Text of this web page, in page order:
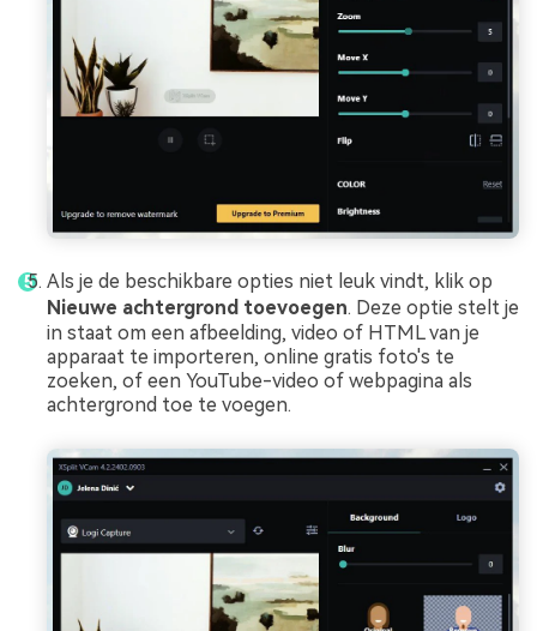
Als je de beschikbare opties niet leuk vindt, klik op
Nieuwe achtergrond toevoegen. Deze optie stelt je
in staat om een afbeelding, video of HTML van je
apparaat te importeren, online gratis foto's te
zoeken, of een YouTube-video of webpagina als
achtergrond toe te voegen.